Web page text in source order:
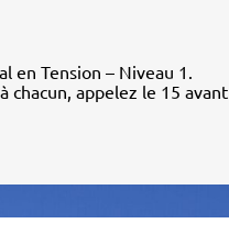
en Tension – Niveau 1.
chacun, appelez le 15 avant